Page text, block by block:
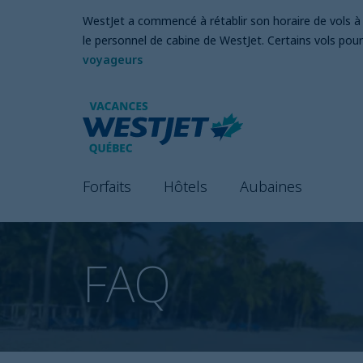
WestJet a commencé à rétablir son horaire de vols
le personnel de cabine de WestJet. Certains vols
voyageurs
Forfaits Hôtels Aubaines
FAQ